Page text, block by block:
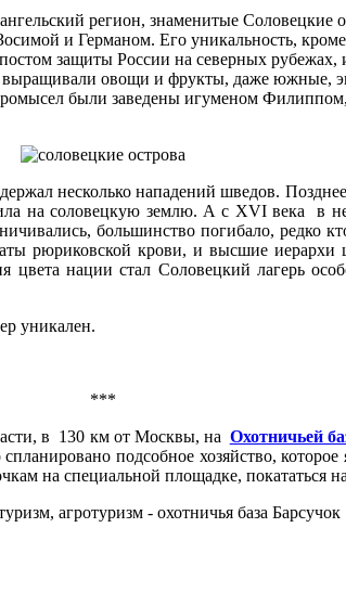
регион, знаменитые
и Германом. Его уникальность,
защиты России на северных
овощи и фрукты, даже южные,
были заведены игуменом
несколько нападений шведов.
на соловецкую землю. А с XVI века в
большинство погибало, редко
рюриковской крови, и высшие иерархи
нации стал Соловецкий лагерь
уникален.
***
в 130 км от Москвы, на Охотничьей
подсобное хозяйство, которое
на специальной площадке, покататься